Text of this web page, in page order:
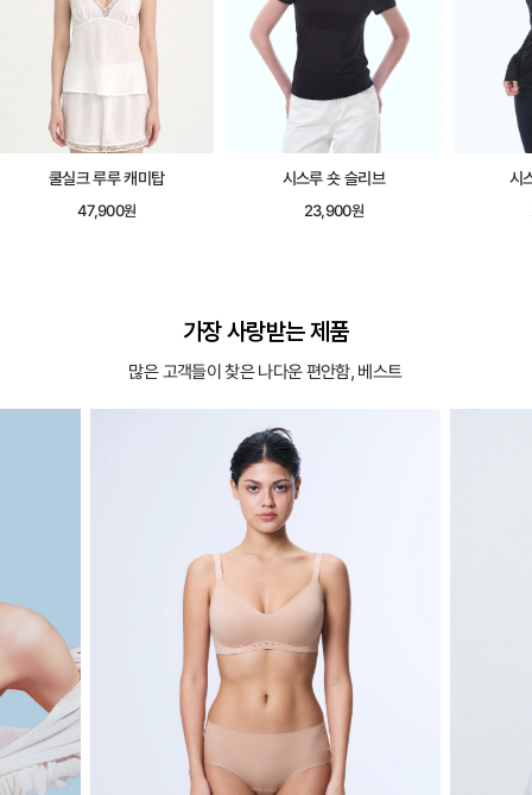
쿨실크 루루 캐미탑
47,900원
시스루 숏 슬리브
23,900원
시
가장 사랑받는 제품
많은 고객들이 찾은 나다운 편안함, 베스트